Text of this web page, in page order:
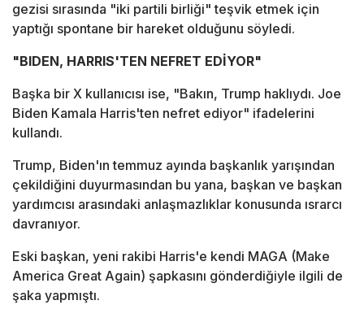
gezisi sırasında "iki partili birliği" teşvik etmek için
yaptığı spontane bir hareket olduğunu söyledi.
"BIDEN, HARRIS'TEN NEFRET EDİYOR"
Başka bir X kullanıcısı ise, "Bakın, Trump haklıydı. Joe
Biden Kamala Harris'ten nefret ediyor" ifadelerini
kullandı.
Trump, Biden'ın temmuz ayında başkanlık yarışından
çekildiğini duyurmasından bu yana, başkan ve başkan
yardımcısı arasındaki anlaşmazlıklar konusunda ısrarcı
davranıyor.
Eski başkan, yeni rakibi Harris'e kendi MAGA (Make
America Great Again) şapkasını gönderdiğiyle ilgili de
şaka yapmıştı.